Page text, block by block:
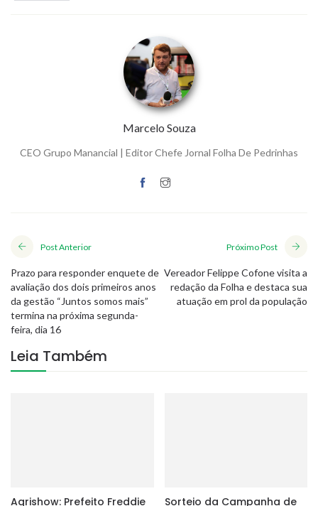
Marcelo Souza
CEO Grupo Manancial | Editor Chefe Jornal Folha De Pedrinhas
Post Anterior
Prazo para responder enquete de
avaliação dos dois primeiros anos
da gestão “Juntos somos mais”
termina na próxima segunda-
feira, dia 16
Próximo Post
Vereador Felippe Cofone visita a
redação da Folha e destaca sua
atuação em prol da população
Leia Também
Agrishow: Prefeito Freddie Sorteio da Campanha de